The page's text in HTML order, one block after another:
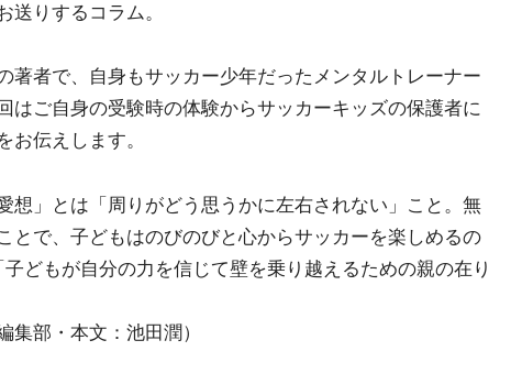
送りするコラム。
著者で、自身もサッカー少年だったメンタルトレーナー
はご自身の受験時の体験からサッカーキッズの保護者に
お伝えします。
想」とは「周りがどう思うかに左右されない」こと。無
とで、子どもはのびのびと心からサッカーを楽しめるの
どもが自分の力を信じて壁を乗り越えるための親の在り
集部・本文：池田潤）